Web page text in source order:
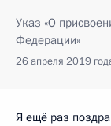
Указ «О
Федерации»
26 апреля 2019
Я ещё раз